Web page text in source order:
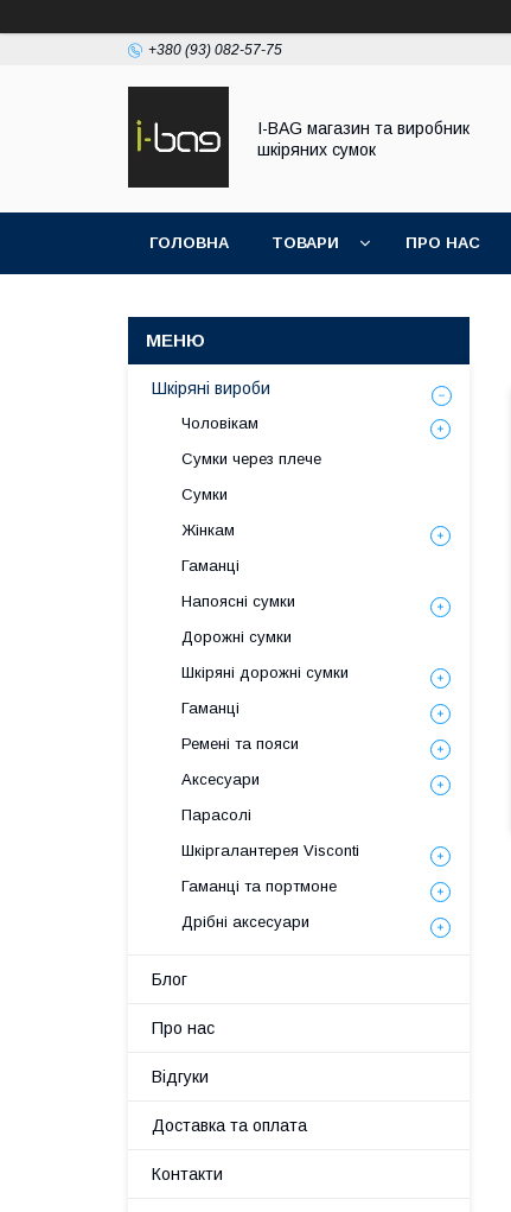
+380 (93) 082-57-75
I-BAG магазин та виробник
шкіряних сумок
ГОЛОВНА ТОВАРИ ПРО НАС
Шкіряні вироби
Чоловікам
Сумки через плече
Сумки
Жінкам
Гаманці
Напоясні сумки
Дорожні сумки
Шкіряні дорожні сумки
Гаманці
Ремені та пояси
Аксесуари
Парасолі
Шкіргалантерея Visconti
Гаманці та портмоне
Дрібні аксесуари
Блог
Про нас
Відгуки
Доставка та оплата
Контакти